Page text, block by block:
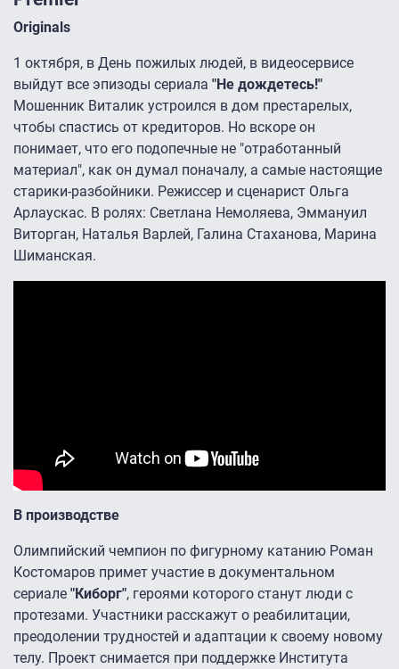
Originals
1 октября, в День пожилых людей, в видеосервисе
выйдут все эпизоды сериала "Не дождетесь!"
Мошенник Виталик устроился в дом престарелых,
чтобы спастись от кредиторов. Но вскоре он
понимает, что его подопечные не "отработанный
материал", как он думал поначалу, а самые настоящие
старики-разбойники. Режиссер и сценарист Ольга
Арлаускас. В ролях: Светлана Немоляева, Эммануил
Виторган, Наталья Варлей, Галина Стаханова, Марина
Шиманская.
В производстве
Олимпийский чемпион по фигурному катанию Роман
Костомаров примет участие в документальном
сериале "Киборг", героями которого станут люди с
протезами. Участники расскажут о реабилитации,
преодолении трудностей и адаптации к своему новому
телу. Проект снимается при поддержке Института